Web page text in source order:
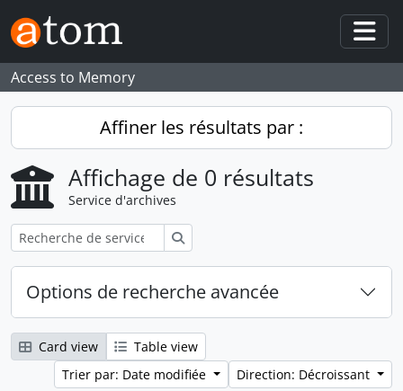
Skip to main content
Access to Memory
Affiner les résultats par :
Affichage de 0 résultats
Service d'archives
Options de recherche avancée
Card view
Table view
Trier par: Date modifiée
Direction: Décroissant